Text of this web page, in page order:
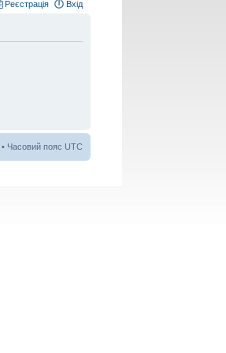
Реєстрація Вхід
• Часовий пояс UTC